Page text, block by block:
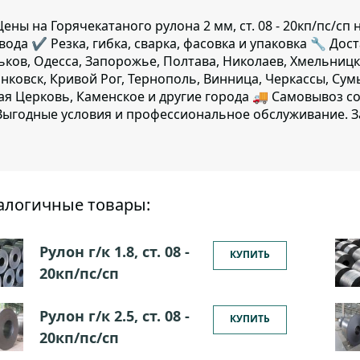
на Горячекатаного рулона 2 мм, ст. 08 - 20кп/пс/
✔️ Резка, гибка, сварка, фасовка и упаковка 🔧
Одесса, Запорожье, Полтава, Николаев,
Кривой Рог, Тернополь, Винница, Черкассы,
Церковь, Каменское и другие города 🚚 Самовывоз
условия и профессиональное обслуживание.
товары:
Рулон г/к 1.8, ст. 08 -
20кп/пс/сп
КУПИТЬ
Рулон г/к 2.5, ст. 08 -
20кп/пс/сп
КУПИТЬ